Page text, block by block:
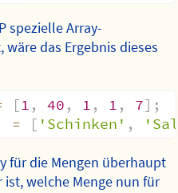
spezielle Array-
das Ergebnis dieses
[1 , 40 , 1 , 1 , 7] ;
= [ 'Schinken' ,
für die Mengen überhaupt
welche Menge nun für